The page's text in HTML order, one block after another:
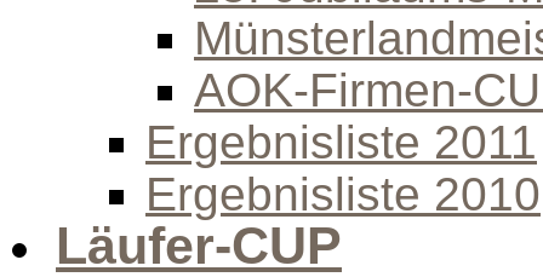
AOK-Firmen-
Ergebnisliste 2011
Ergebnisliste 2010
Läufer-CUP